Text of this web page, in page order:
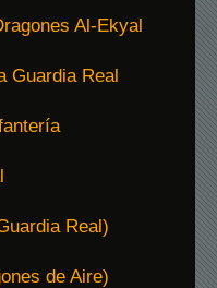
Al-Ekyal
Guardia Real
Real)
de Aire)